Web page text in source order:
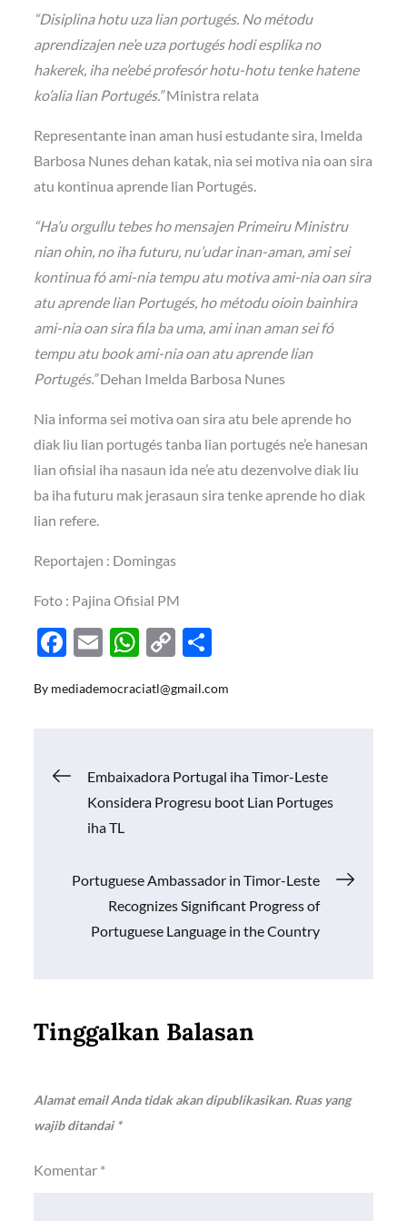
“Disiplina hotu uza lian portugés. No métodu
aprendizajen ne’e uza portugés hodi esplika no
hakerek, iha ne’ebé profesór hotu-hotu tenke hatene
ko’alia lian Portugés.”Ministra relata
Representante inan aman husi estudante sira, Imelda
Barbosa Nunes dehan katak, nia sei motiva nia oan sira
atu kontinua aprende lian Portugés.
“Ha’u orgullu tebes ho mensajen Primeiru Ministru
nian ohin, no iha futuru, nu’udar inan-aman, ami sei
kontinua fó ami-nia tempu atu motiva ami-nia oan sira
atu aprende lian Portugés, ho métodu oioin bainhira
ami-nia oan sira fila ba uma, ami inan aman sei fó
tempu atu book ami-nia oan atu aprende lian
Portugés.”Dehan Imelda Barbosa Nunes
Nia informa sei motiva oan sira atu bele aprende ho
diak liu lian portugés tanba lian portugés ne’e hanesan
lian ofisial iha nasaun ida ne’e atu dezenvolve diak liu
ba iha futuru mak jerasaun sira tenke aprende ho diak
lian refere.
Reportajen : Domingas
Foto : Pajina Ofisial PM
F
e
o
E
ail
W
at
p
p
C
p
n
k
ar
By mediademocraciatl@gmail.com
Navigasi
pos
Embaixadora Portugal iha Timor-Leste
Konsidera Progresu boot Lian Portuges
iha TL
Portuguese Ambassador in Timor-Leste
Recognizes Significant Progress of
Portuguese Language in the Country
Tinggalkan Balasan
Alamat email Anda tidak akan dipublikasikan. Ruas yang
wajib ditandai*
Komentar *